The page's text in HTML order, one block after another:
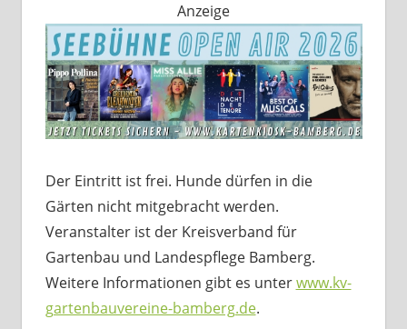
Anzeige
Der Eintritt ist frei. Hunde dürfen in die
Gärten nicht mitgebracht werden.
Veranstalter ist der Kreisverband für
Gartenbau und Landespflege Bamberg.
Weitere Informationen gibt es unterwww.kv-
gartenbauvereine-bamberg.de.